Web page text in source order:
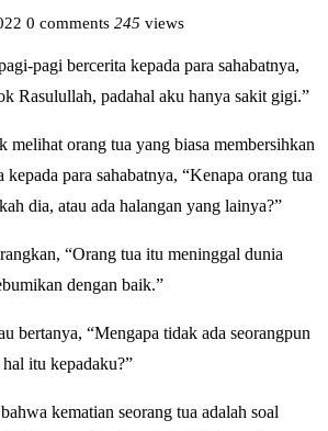
0 comments 245 views
pagi bercerita kepada para sahabatnya,
Rasulullah, padahal aku hanya sakit gigi.”
melihat orang tua yang biasa membersihkan
para sahabatnya, “Kenapa orang tua
dia, atau ada halangan yang lainya?”
“Orang tua itu meninggal dunia
dengan baik.”
bertanya, “Mengapa tidak ada seorangpun
itu kepadaku?”
kematian seorang tua adalah soal